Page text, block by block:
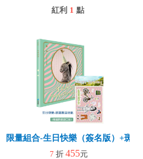
紅利 1 點
限量組合-生日快樂（簽名版）+斑
7 折 455元